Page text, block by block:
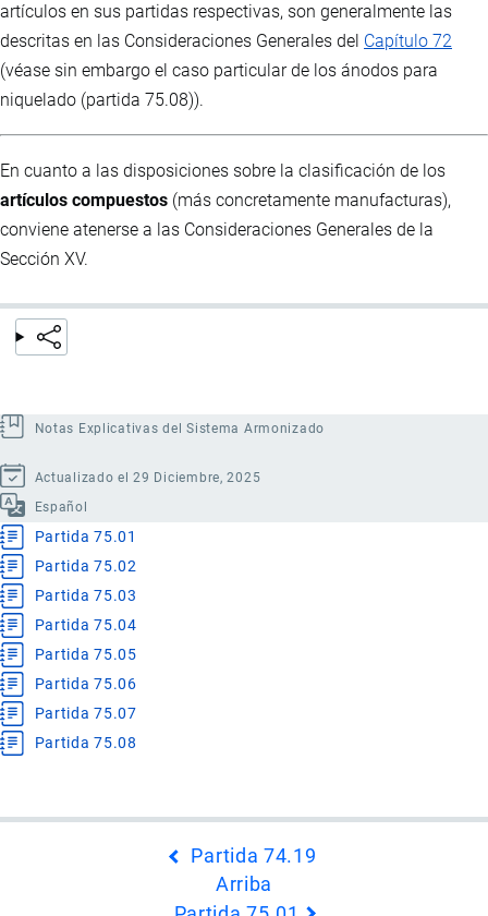
artículos en sus partidas respectivas, son generalmente las
descritas en las Consideraciones Generales del Capítulo 72
(véase sin embargo el caso particular de los ánodos para
niquelado (partida 75.08)).
En cuanto a las disposiciones sobre la clasificación de los
artículos compuestos (más concretamente manufacturas),
conviene atenerse a las Consideraciones Generales de la
Sección XV.
Notas Explicativas del Sistema Armonizado
Actualizado el 29 Diciembre, 2025
Español
Partida 75.01
Partida 75.02
Partida 75.03
Partida 75.04
Partida 75.05
Partida 75.06
Partida 75.07
Partida 75.08
Partida 74.19
Arriba